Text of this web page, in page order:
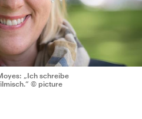
„Ich schreibe
© picture